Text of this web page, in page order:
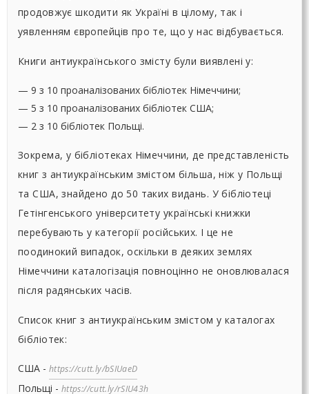
продовжує шкодити як Україні в цілому, так і
уявленням європейців про те, що у нас відбувається.
Книги антиукраїнського змісту були виявлені у:
— 9 з 10 проаналізованих бібліотек Німеччини;
— 5 з 10 проаналізованих бібліотек США;
— 2 з 10 бібліотек Польщі.
Зокрема, у бібліотеках Німеччини, де представленість
книг з антиукраїнським змістом більша, ніж у Польщі
та США, знайдено до 50 таких видань. У бібліотеці
Гетінгенського університету українські книжки
перебувають у категорії російських. І це не
поодинокий випадок, оскільки в деяких землях
Німеччини каталогізація повноцінно не оновлювалася
після радянських часів.
Список книг з антиукраїнським змістом у каталогах
бібліотек:
США - https://cutt.ly/bSIUaeD
Польщі - https://cutt.ly/rSIU43h